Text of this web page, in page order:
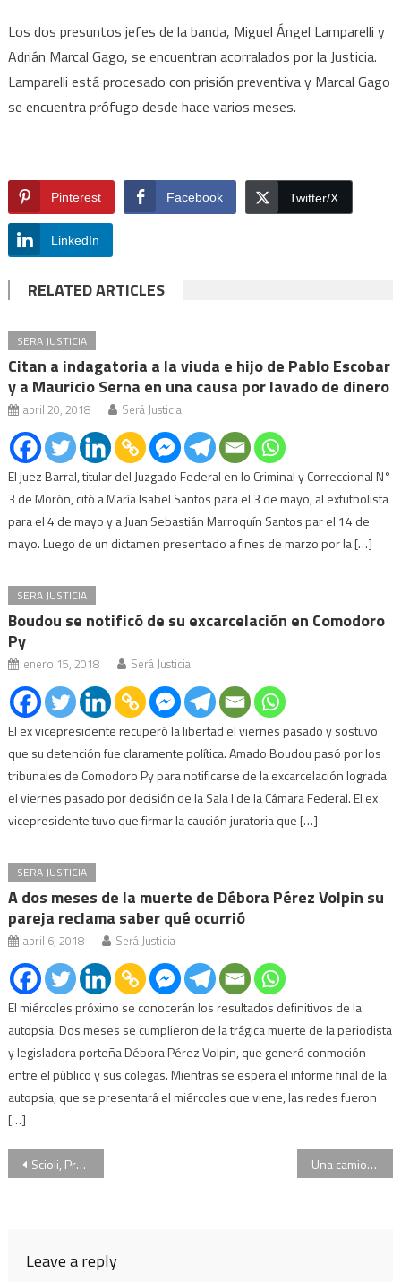
Los dos presuntos jefes de la banda, Miguel Ángel Lamparelli y
Adrián Marcal Gago, se encuentran acorralados por la Justicia.
Lamparelli está procesado con prisión preventiva y Marcal Gago
se encuentra prófugo desde hace varios meses.
Pinterest Facebook Twitter/X
LinkedIn
RELATED ARTICLES
SERA JUSTICIA
Citan a indagatoria a la viuda e hijo de Pablo Escobar
y a Mauricio Serna en una causa por lavado de dinero
abril 20, 2018 Será Justicia
El juez Barral, titular del Juzgado Federal en lo Criminal y Correccional N°
3 de Morón, citó a María Isabel Santos para el 3 de mayo, al exfutbolista
para el 4 de mayo y a Juan Sebastián Marroquín Santos par el 14 de
mayo. Luego de un dictamen presentado a fines de marzo por la […]
SERA JUSTICIA
Boudou se notificó de su excarcelación en Comodoro
Py
enero 15, 2018 Será Justicia
El ex vicepresidente recuperó la libertad el viernes pasado y sostuvo
que su detención fue claramente política. Amado Boudou pasó por los
tribunales de Comodoro Py para notificarse de la excarcelación lograda
el viernes pasado por decisión de la Sala I de la Cámara Federal. El ex
vicepresidente tuvo que firmar la caución juratoria que […]
SERA JUSTICIA
A dos meses de la muerte de Débora Pérez Volpin su
pareja reclama saber qué ocurrió
abril 6, 2018 Será Justicia
El miércoles próximo se conocerán los resultados definitivos de la
autopsia. Dos meses se cumplieron de la trágica muerte de la periodista
y legisladora porteña Débora Pérez Volpin, que generó conmoción
entre el público y sus colegas. Mientras se espera el informe final de la
autopsia, que se presentará el miércoles que viene, las redes fueron
[…]
Navegación
Scioli, Prat Gay, Pinedo y Negri serán testigos del juicio contra CFK por la causa Dólar Futuro Una camioneta de Cristina Kirchner, entre los 46 autos incautados en la causa por direccionamiento de obra pública
Leave a reply